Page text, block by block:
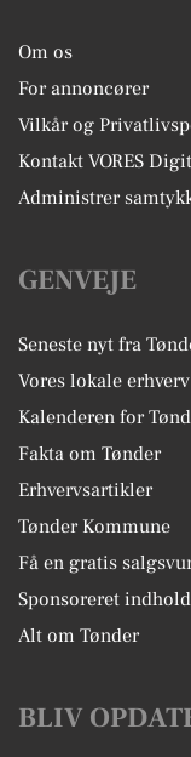
Om os
For annoncører
Vilkår og
Kontakt VORES
Administrer
GENVEJE
Seneste nyt fra
Vores lokale erhverv
Kalenderen for
Fakta om Tønder
Erhvervsartikler
Tønder Kommune
Få en gratis
Sponsoreret indhold
Alt om Tønder
BLIV